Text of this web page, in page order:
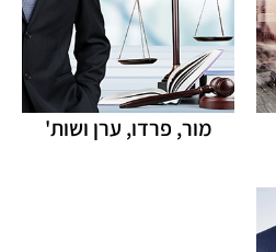
מור, פרדו, ערן ושות'